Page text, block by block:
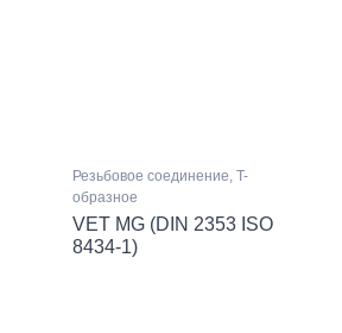
Резьбовое соединение, T-
образное
VET MG (DIN 2353 ISO
8434-1)